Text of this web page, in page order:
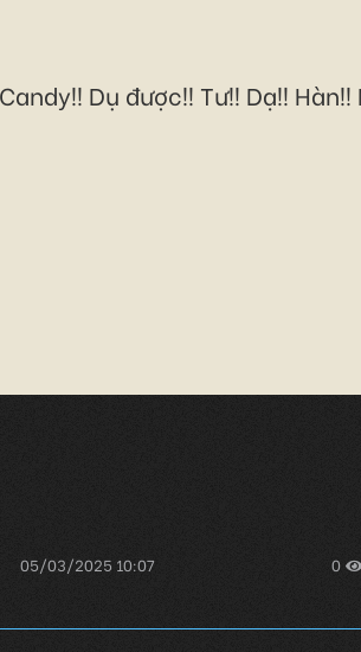
Dụ được!! Tư!! Dạ!! Hàn!!
05/03/2025 10:07 0